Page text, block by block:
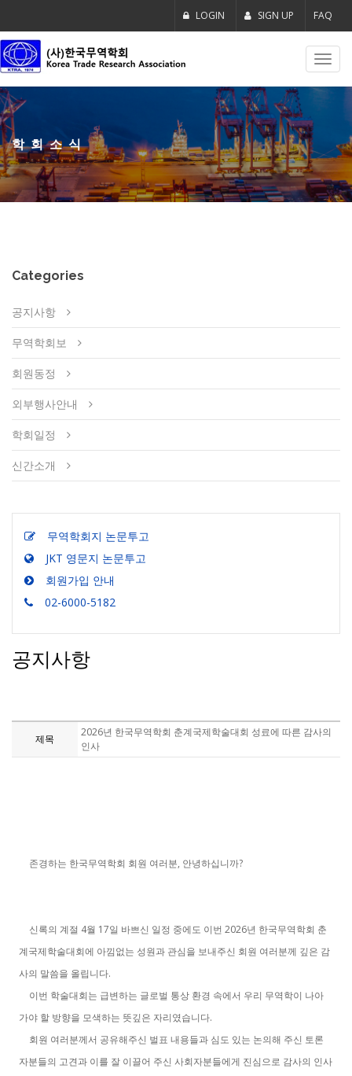
LOGIN SIGN UP FAQ
학회소식
Categories
공지사항
무역학회보
회원동정
외부행사안내
학회일정
신간소개
무역학회지 논문투고
JKT 영문지 논문투고
회원가입 안내
02-6000-5182
공지사항
제목
2026년 한국무역학회 춘계국제학술대회 성료에 따른 감사의
인사
존경하는 한국무역학회 회원 여러분, 안녕하십니까?
신록의 계절 4월 17일 바쁘신 일정 중에도 이번2026년 한국무역학회 춘
계국제학술대회에 아낌없는 성원과 관심을 보내주신 회원 여러분께 깊은 감
사의 말씀을 올립니다.
이번 학술대회는 급변하는 글로벌 통상 환경 속에서 우리 무역학이 나아
가야 할 방향을 모색하는 뜻깊은 자리였습니다.
회원 여러분께서 공유해주신 벌표 내용들과 심도 있는 논의해 주신 토론
자분들의 고견과 이를 잘 이끌어 주신 사회자분들에게 진심으로 감사의 인사